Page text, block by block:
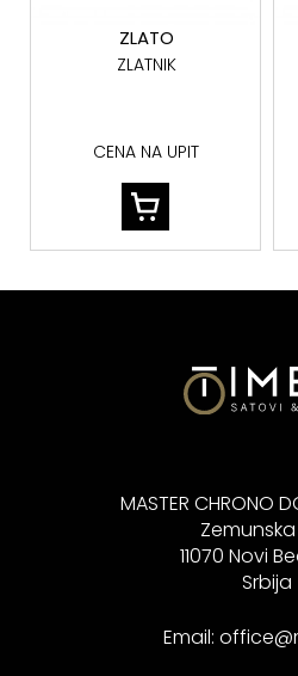
ZLATO
ZLATNIK
CENA NA UPIT
MASTER CHRONO
11070 Novi
Srbija
Email: